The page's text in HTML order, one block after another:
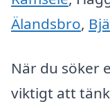
Älandsbro,
När du söker
viktigt att